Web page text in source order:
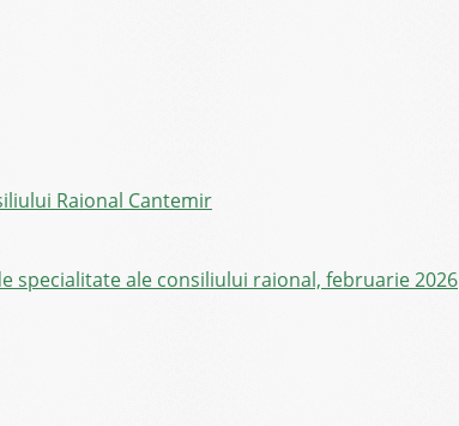
Raional Cantemir
specialitate ale consiliului raional, februarie 2026